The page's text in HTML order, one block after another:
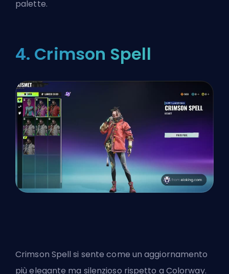
palette.
4. Crimson Spell
Crimson Spell si sente come un aggiornamento
più elegante ma silenzioso rispetto a Colorway.